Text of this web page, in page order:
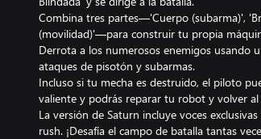
Combina tres partes—'Cuerpo (subarma)',
(movilidad)'—para construir tu propia
Derrota a los numerosos enemigos usando
ataques de pisotón y subarmas.
Incluso si tu mecha es destruido, el piloto
valiente y podrás reparar tu robot y volver
La versión de Saturn incluye voces
rush. ¡Desafía el campo de batalla tantas